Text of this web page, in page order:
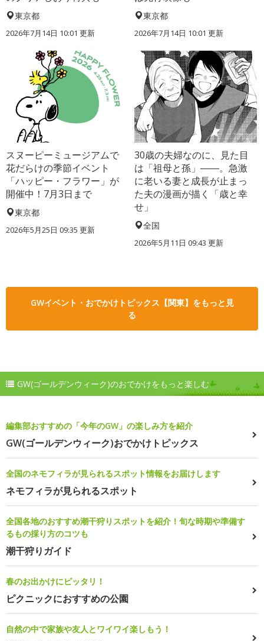
東京都
2026年7月14日 10:01 更新
東京都
2026年7月14日 10:01 更新
スヌーピーミュージアムで
花だらけの季節イベント
「ハッピー・フラワー」が
開催中！7月3日まで
東京都
2026年5月25日 09:35 更新
30歳の夫婦なのに、見た目
は「祖母と孫」――。急激
に老いる妻と成長が止まっ
た夫の漫画が描く「歳と幸
せ」
全国
2026年5月11日 09:43 更新
GWイベント・おでかけトピックス【関東】をもっと見
る
GW(ゴールデンウィーク)のおでかけをもっと楽しむ
編集部おすすめの「今年のGW」の楽しみ方を紹介
GW(ゴールデンウィーク)おでかけトピックス
全国のネモフィラが見られるスポット情報をお届けします
ネモフィラが見られるスポット
全国各地のおすすめ潮干狩りスポットを紹介！旬な時期や準備す
るもの採り方のコツも
潮干狩りガイド
春のお出かけにピッタリ！
ピクニックにおすすめの公園
自然の中で家族や友人とワイワイ楽しもう！